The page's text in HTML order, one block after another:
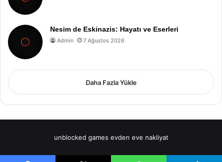
Nesim de Eskinazis: Hayatı ve Eserleri
Admin 7 Ağustos 2026
Daha Fazla Yükle
unblocked games evden eve nakliyat